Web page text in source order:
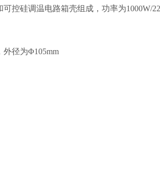
控硅调温电路箱壳组成，功率为1000W/
外径为Φ105mm